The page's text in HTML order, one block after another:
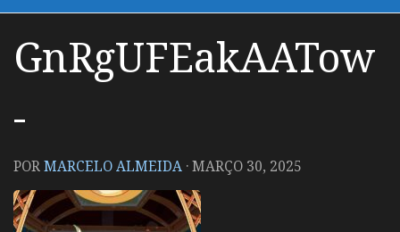
GnRgUFEakAATow
-
PORMARCELO ALMEIDA ·MARÇO 30, 2025